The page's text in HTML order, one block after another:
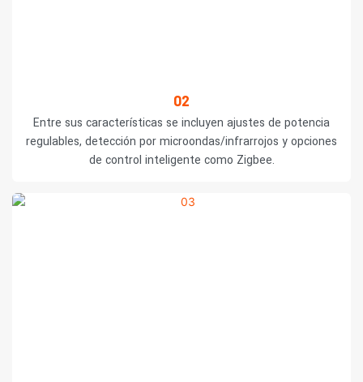
02
Entre sus características se incluyen ajustes de potencia
regulables, detección por microondas/infrarrojos y opciones
de control inteligente como Zigbee.